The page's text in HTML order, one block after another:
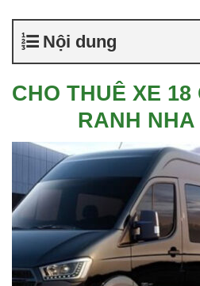
Nội dung
CHO THUÊ XE
RANH